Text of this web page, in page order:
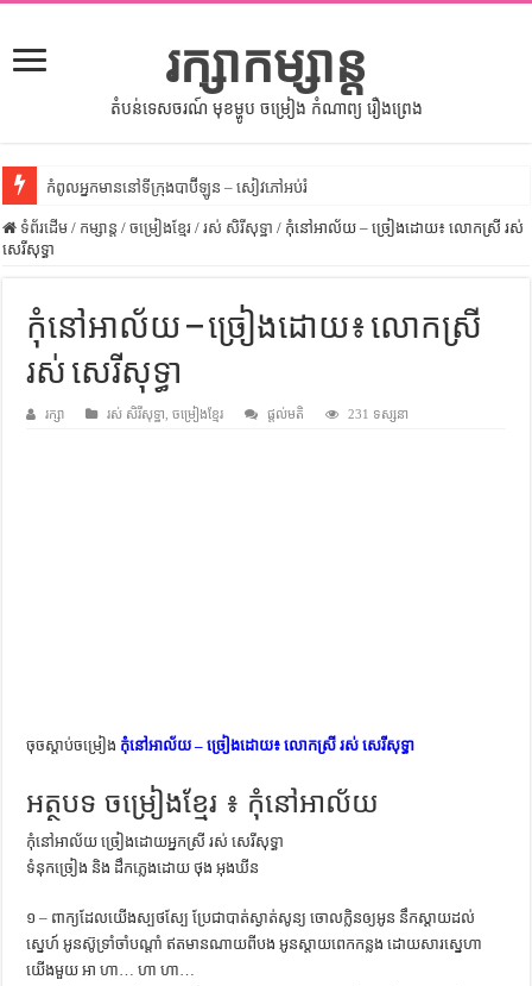
រក្សាកម្សាន្ត
តំបន់ទេសចរណ៍ មុខម្ហូប ចម្រៀង កំណាព្យ រឿងព្រេង
កំពូលអ្នកមាននៅទីក្រុងបាប៊ីឡូន – សៀវភៅអប់រំ
សីលធម៌នៅក្នុងសង្គមខ្មែរ – សៀវភៅចំណេះដឹងទូទៅ
ទំលៀមទម្លាប់ប្រពៃណីជនជាតិចិន – សៀវភៅចំណេះដឹងទូទៅ
ដើមកំណើតអង្គរ – សៀវភៅចំណេះដឹងទូទៅ
ដើមកំណើតជនជាតិខ្មែរ – អត្ថបទស្រាវជ្រាវ
ទំព័រដើម / កម្សាន្ត / ចម្រៀងខ្មែរ / រស់ សិរីសុទ្ឋា / កុំនៅអាល័យ – ច្រៀងដោយ៖ លោកស្រី រស់
សេរីសុទ្ធា
កុំនៅអាល័យ – ច្រៀងដោយ៖ លោកស្រី
រស់ សេរីសុទ្ធា
រក្សា រស់ សិរីសុទ្ឋា ,ចម្រៀងខ្មែរ ផ្តល់មតិ 231 ទស្សនា
ចុចស្តាប់ចម្រៀង កុំនៅអាល័យ – ច្រៀងដោយ៖ លោកស្រី រស់ សេរីសុទ្ធា
អត្ថបទ ចម្រៀងខ្មែរ ៖ កុំនៅអាល័យ
កុំនៅអាល័យ ច្រៀងដោយអ្នកស្រី រស់ សេរីសុទ្ធា
ទំនុកច្រៀង និង ដឹកភ្លេងដោយ ថុង អុងឃីន
១ – ពាក្យដែលយើងស្បថស្បែ ប្រែជាបាត់ស្ងាត់សូន្យ ចោលក្លិនឲ្យអូន នឹកស្ដាយដល់
ស្នេហ៍ អូនស៊ូទ្រាំចាំបណ្ដាំ ឥតមានណាយពីបង អូនស្ដាយពេកកន្លង ដោយសារស្នេហា
យើងមួយ អា ហា… ហា ហា…